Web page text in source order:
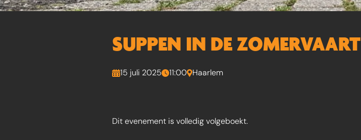
SUPPEN IN DE ZOMERVAART
15 juli 2025 11:00 Haarlem
Dit evenement is volledig volgeboekt.